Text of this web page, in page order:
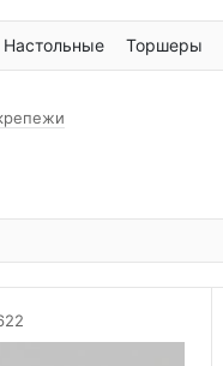
Настольные Торшеры